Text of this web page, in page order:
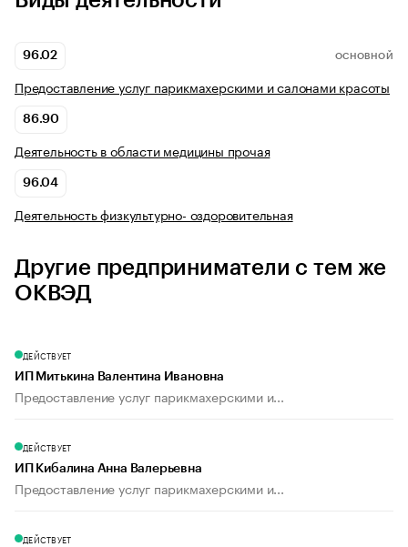
96.02 ОСНОВНОЙ
Предоставление услуг парикмахерскими и салонами красоты
86.90
Деятельность в области медицины прочая
96.04
Деятельность физкультурно- оздоровительная
Другие предприниматели с тем же
ОКВЭД
ДЕЙСТВУЕТ
ИП Митькина Валентина Ивановна
Предоставление услуг парикмахерскими и...
ДЕЙСТВУЕТ
ИП Кибалина Анна Валерьевна
Предоставление услуг парикмахерскими и...
ДЕЙСТВУЕТ